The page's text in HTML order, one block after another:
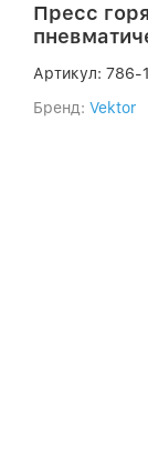
Пресс
Артикул: 786-
Бренд: Vektor